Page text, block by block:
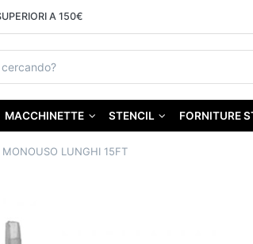
A 150€
MACCHINETTE STENCIL FORNITURE
MONOUSO LUNGHI 15FT